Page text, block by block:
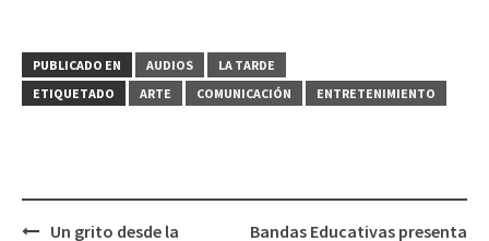
PUBLICADO EN AUDIOS
LA TARDE
ETIQUETADO
ARTE COMUNICACIÓN ENTRETENIMIENTO
Un grito desde la Bandas Educativas presenta